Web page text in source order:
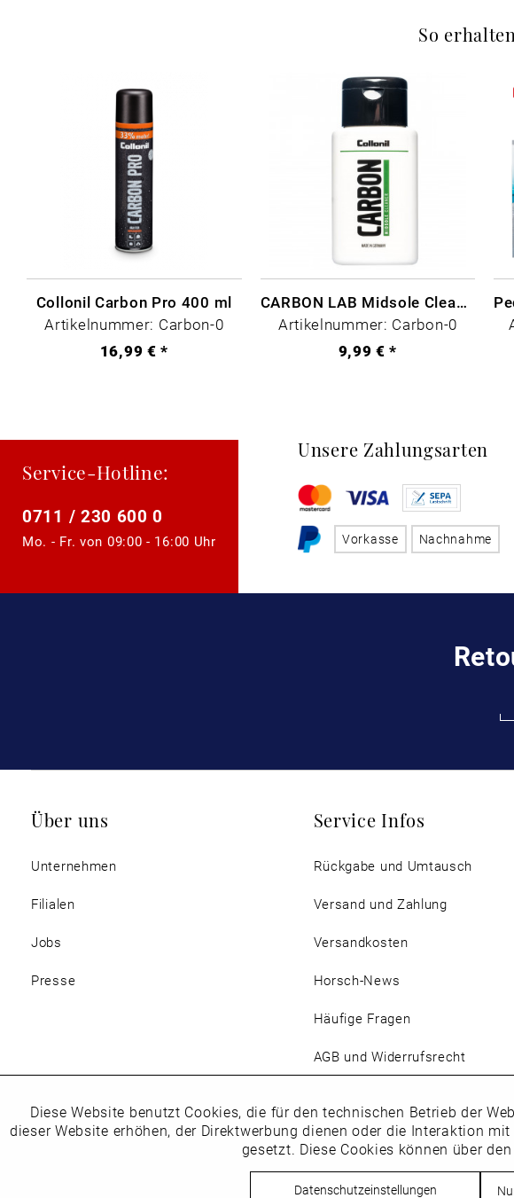
So
Collonil Carbon Pro 400 ml
Artikelnummer: Carbon-0
16,99 € *
CARBON LAB Midsole Cleaner
Artikelnummer: Carbon-0
9,99 € *
Service-Hotline:
0711 / 230 600 0
Mo. - Fr. von 09:00 - 16:00 Uhr
Unsere Zahlungsarten
Vorkasse Nachnahme
Über uns
Unternehmen
Filialen
Jobs
Presse
Service Infos
Rückgabe und Umtausch
Versand und Zahlung
Versandkosten
Horsch-News
Häufige Fragen
AGB und Widerrufsrecht
Funktionale
Diese Website benutzt Cookies, die für den technischen Betrieb der
dieser Website erhöhen, der Direktwerbung dienen oder die Interaktion
gesetzt. Diese Cookies können über
Datenschutzeinstellungen